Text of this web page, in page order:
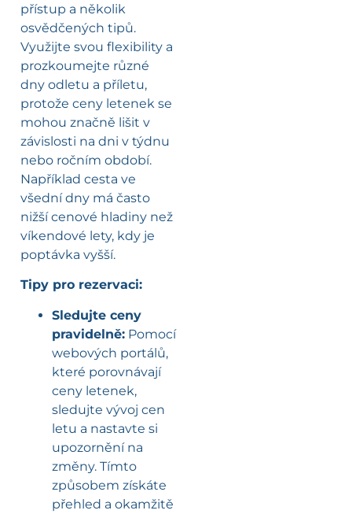
přístup a několik
osvědčených tipů.
Využijte svou flexibility a
prozkoumejte různé
dny odletu a příletu,
protože ceny letenek se
mohou značně lišit v
závislosti na dni v týdnu
nebo ročním období.
Například cesta ve
všední dny má často
nižší cenové hladiny než
víkendové lety, kdy je
poptávka vyšší.
Tipy pro rezervaci:
Sledujte ceny
pravidelně: Pomocí
webových portálů,
které porovnávají
ceny letenek,
sledujte vývoj cen
letu a nastavte si
upozornění na
změny. Tímto
způsobem získáte
přehled a okamžitě